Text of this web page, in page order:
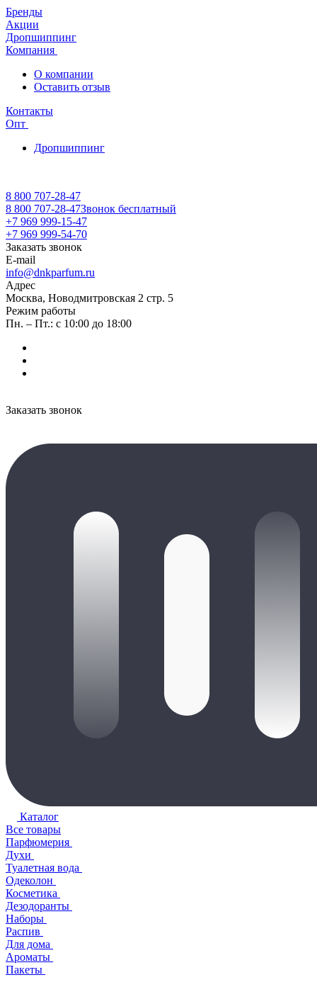
Бренды
Акции
Дропшиппинг
Компания
О компании
Оставить отзыв
Контакты
Опт
Дропшиппинг
8 800 707-28-47
8 800 707-28-47Звонок бесплатный
+7 969 999-15-47
+7 969 999-54-70
Заказать звонок
E-mail
info@dnkparfum.ru
Адрес
Москва, Новодмитровская 2 стр. 5
Режим работы
Пн. – Пт.: с 10:00 до 18:00
Заказать звонок
Каталог
Все товары
Парфюмерия
Духи
Туалетная вода
Одеколон
Косметика
Дезодоранты
Наборы
Распив
Для дома
Ароматы
Пакеты